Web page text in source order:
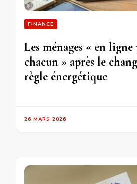
FINANCE
Les ménages « en ligne
chacun » après le
règle énergétique
26 MARS 2026